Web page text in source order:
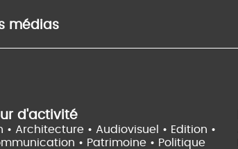
médias
d'activité
• Architecture • Audiovisuel • Edition •
• Patrimoine • Politique